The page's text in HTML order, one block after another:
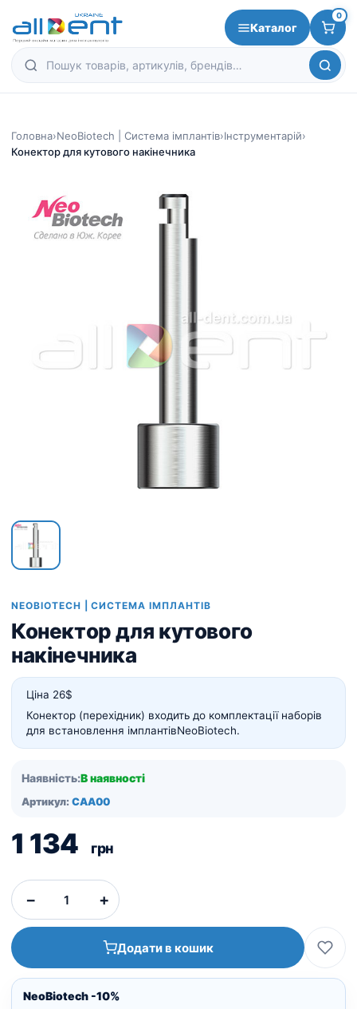
Каталог
0
Головна›NeoBiotech | Система імплантів›Інструментарій›
Конектор для кутового накінечника
NEOBIOTECH | СИСТЕМА ІМПЛАНТІВ
Конектор для кутового
накінечника
Ціна 26$
Конектор (перехідник) входить до комплектації наборів
для встановлення імплантівNeoBiotech.
Наявність:В наявності
Артикул: CAA00
1 134 грн
− +
Додати в кошик
NeoBiotech -10%